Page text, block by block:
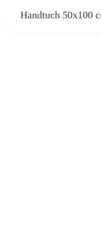
Handtuch 50x100